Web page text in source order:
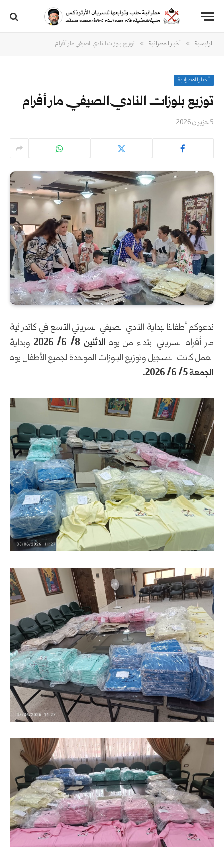
الرئيسية » أخبار المطرانية » توزيع بلوزات النادي الصيفي مار أفرام
أخبار المطرانية
توزيع بلوزات النادي الصيفي مار أفرام
5 حزيران 2026
ندعوكم أطفالنا لبداية النادي الصيفي السرياني التاسع في كاتدرائية
مار أفرام السرياني ابتداء من يوم الاثنين 8/ 6/ 2026
وبداية
العمل كانت التسجيل وتوزيع البلوزات الموحدة لجميع الأطفال يوم
الجمعة 5/ 6/ 2026.